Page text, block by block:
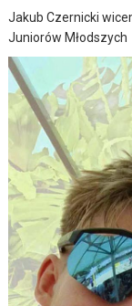
Jakub Czernicki
Juniorów Młodszych